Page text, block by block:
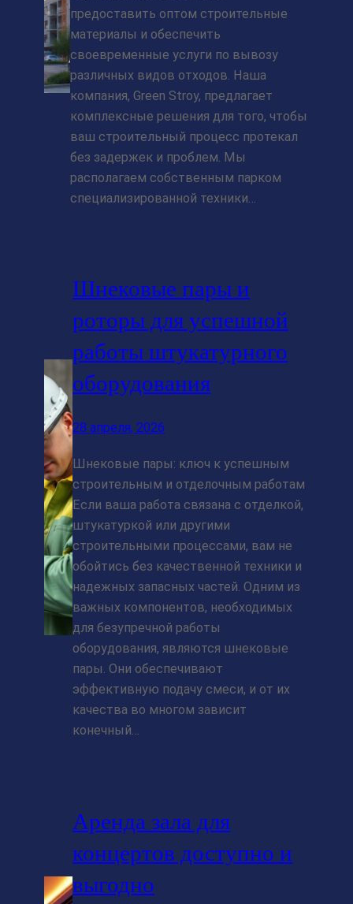
предоставить оптом строительные
материалы и обеспечить
своевременные услуги по вывозу
различных видов отходов. Наша
компания, Green Stroy, предлагает
комплексные решения для того, чтобы
ваш строительный процесс протекал
без задержек и проблем. Мы
располагаем собственным парком
специализированной техники…
Шнековые пары и
роторы для успешной
работы штукатурного
оборудования
28 апреля, 2026
Шнековые пары: ключ к успешным
строительным и отделочным работам
Если ваша работа связана с отделкой,
штукатуркой или другими
строительными процессами, вам не
обойтись без качественной техники и
надежных запасных частей. Одним из
важных компонентов, необходимых
для безупречной работы
оборудования, являются шнековые
пары. Они обеспечивают
эффективную подачу смеси, и от их
качества во многом зависит
конечный…
Аренда зала для
концертов доступно и
выгодно